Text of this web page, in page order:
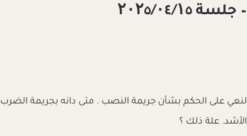
على الحكم بشأن جريمة النصب . متى دانه بجريمة الضرب
علة ذلك ؟